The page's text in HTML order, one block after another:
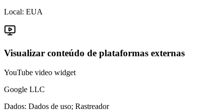
Local: EUA
Visualizar conteúdo de plataformas externas
YouTube video widget
Google LLC
Dados: Dados de uso; Rastreador